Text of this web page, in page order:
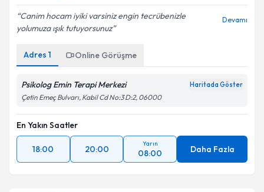
Canim hocam iyiki varsiniz engin tecrübenizle
yolumuza ışık tutuyorsunuz
Devamı
Adres 1 Online Görüşme
Psikolog Emin Terapi Merkezi Haritada Göster
Çetin Emeç Bulvarı, Kabil Cd No:3 D:2, 06000
En Yakın Saatler
18:00 20:00
Yarın
08:00 Daha Fazla